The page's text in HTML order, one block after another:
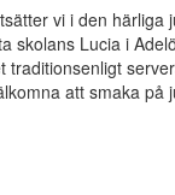
vi i den härliga
skolans Lucia i
traditionsenligt
att smaka på